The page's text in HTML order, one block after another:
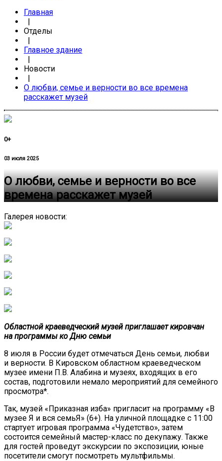
Главная
|
Отделы
|
Главное здание
|
Новости
|
О любви, семье и верности во все времена
расскажет музей
0+
03 июля 2025
О любви, семье и верности во все
времена расскажет музей
Галерея новости:
Областной краеведческий музей приглашает кировчан
на программы ко Дню семьи
8 июля в России будет отмечаться День семьи, любви
и верности. В Кировском областном краеведческом
музее имени П.В. Алабина и музеях, входящих в его
состав, подготовили немало мероприятий для семейного
просмотра*.
Так, музей «Приказная изба» пригласит на программу «В
музее Я и вся семьЯ» (6+). На уличной площадке с 11:00
стартует игровая программа «Чудетство», затем
состоится семейный мастер-класс по декупажу. Также
для гостей проведут экскурсии по экспозиции, юные
посетители смогут посмотреть мультфильмы.